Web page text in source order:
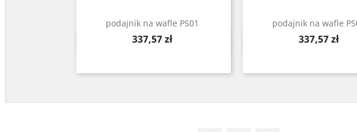
podajnik na wafle PS01
Cena
337,57 zł
Szybki podgląd
podajnik na wafle
Cena
337,57 zł
Szybki podgląd